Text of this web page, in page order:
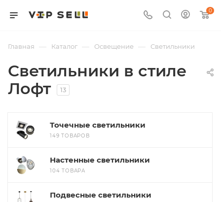
0
Главная — Каталог — Освещение — Светильники
Светильники в стиле
Лофт
13
Точечные светильники
149 ТОВАРОВ
Настенные светильники
104 ТОВАРА
Подвесные светильники